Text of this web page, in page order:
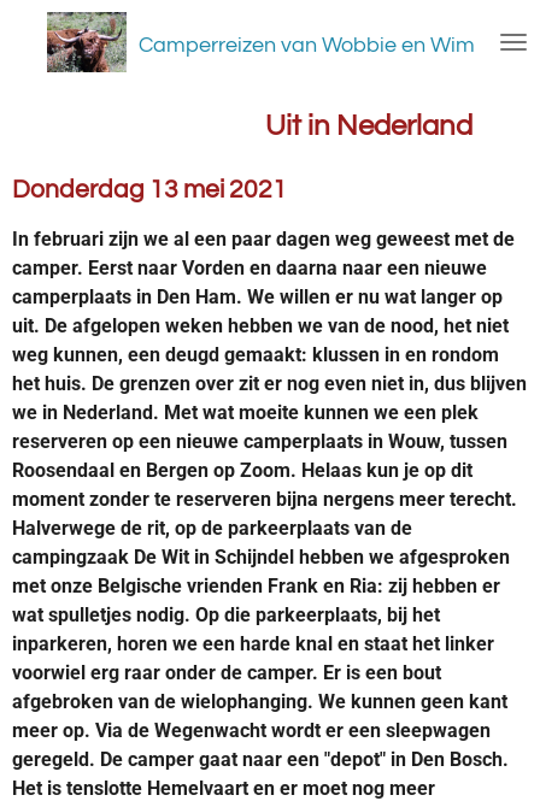
direct
Camperreizen van Wobbie en Wim
Uit in Nederland
Donderdag 13 mei 2021
In februari zijn we al een paar dagen weg geweest met de
camper. Eerst naar Vorden en daarna naar een nieuwe
camperplaats in Den Ham. We willen er nu wat langer op
uit. De afgelopen weken hebben we van de nood, het niet
weg kunnen, een deugd gemaakt: klussen in en rondom
het huis. De grenzen over zit er nog even niet in, dus blijven
we in Nederland. Met wat moeite kunnen we een plek
reserveren op een nieuwe camperplaats in Wouw, tussen
Roosendaal en Bergen op Zoom. Helaas kun je op dit
moment zonder te reserveren bijna nergens meer terecht.
Halverwege de rit, op de parkeerplaats van de
campingzaak De Wit in Schijndel hebben we afgesproken
met onze Belgische vrienden Frank en Ria: zij hebben er
wat spulletjes nodig. Op die parkeerplaats, bij het
inparkeren, horen we een harde knal en staat het linker
voorwiel erg raar onder de camper. Er is een bout
afgebroken van de wielophanging. We kunnen geen kant
meer op. Via de Wegenwacht wordt er een sleepwagen
geregeld. De camper gaat naar een "depot" in Den Bosch.
Het is tenslotte Hemelvaart en er moet nog meer